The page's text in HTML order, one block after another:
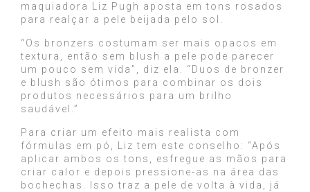
maquiadora Liz Pugh aposta em tons rosados
para realçar a pele beijada pelo sol.
“Os bronzers costumam ser mais opacos em
textura, então sem blush a pele pode parecer
um pouco sem vida”, diz ela. “Duos de bronzer
e blush são ótimos para combinar os dois
produtos necessários para um brilho
saudável.”
Para criar um efeito mais realista com
fórmulas em pó, Liz tem este conselho: “Após
aplicar ambos os tons, esfregue as mãos para
criar calor e depois pressione-as na área das
bochechas. Isso traz a pele de volta à vida, já